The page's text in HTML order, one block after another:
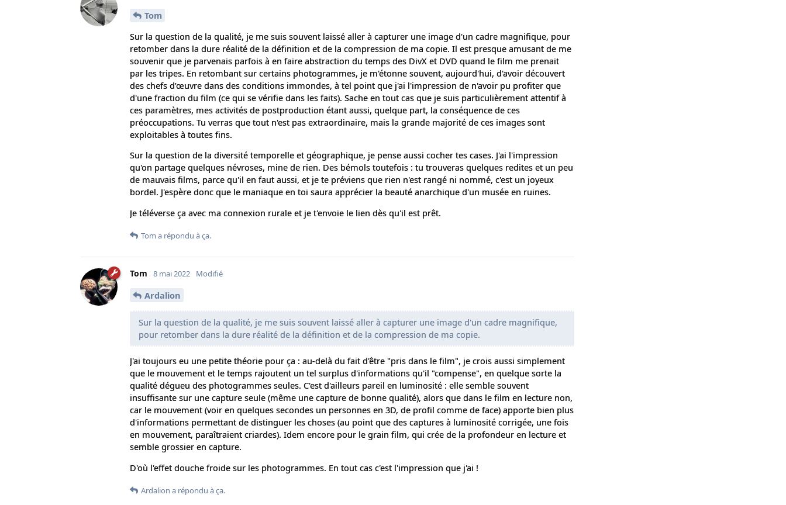
Tom
Sur la question de la qualité, je me suis souvent laissé aller à capturer une image d'un cadre magnifique, pour
retomber dans la dure réalité de la définition et de la compression de ma copie. Il est presque amusant de me
souvenir que je parvenais parfois à en faire abstraction du temps des DivX et DVD quand le film me prenait
par les tripes. En retombant sur certains photogrammes, je m'étonne souvent, aujourd'hui, d'avoir découvert
des chefs d’œuvre dans des conditions immondes, à tel point que j'ai l'impression de n'avoir pu profiter que
d'une fraction du film (ce qui se vérifie dans les faits). Sache en tout cas que je suis particulièrement attentif à
ces paramètres, mes activités de postproduction étant aussi, quelque part, la conséquence de ces
préoccupations. Tu verras que tout n'est pas extraordinaire, mais la grande majorité de ces images sont
exploitables à toutes fins.
Sur la question de la diversité temporelle et géographique, je pense aussi cocher tes cases. J'ai l'impression
qu'on partage quelques névroses, mine de rien. Des bémols toutefois : tu trouveras quelques redites et un peu
de mauvais films, parce qu'il en faut aussi, et je te préviens que rien n'est rangé ni nommé, c'est un joyeux
bordel. J'espère donc que le maniaque en toi saura apprécier la beauté anarchique d'un musée en ruines.
Je téléverse ça avec ma connexion rurale et je t'envoie le lien dès qu'il est prêt.
Tom a répondu à ça.
Tom 8 mai 2022 Modifié
Ardalion
Sur la question de la qualité, je me suis souvent laissé aller à capturer une image d'un cadre magnifique,
pour retomber dans la dure réalité de la définition et de la compression de ma copie.
J'ai toujours eu une petite théorie pour ça : au-delà du fait d'être "pris dans le film", je crois aussi simplement
que le mouvement et le temps rajoutent un tel surplus d'informations qu'il "compense", en quelque sorte la
qualité dégueu des photogrammes seules. C'est d'ailleurs pareil en luminosité : elle semble souvent
insuffisante sur une capture seule (même une capture de bonne qualité), alors que dans le film en lecture non,
car le mouvement (voir en quelques secondes un personnes en 3D, de profil comme de face) apporte bien plus
d'informations permettant de distinguer les choses (au point que des captures à luminosité corrigée, une fois
en mouvement, paraîtraient criardes). Idem encore pour le grain film, qui crée de la profondeur en lecture et
semble grossier en capture.
D'où l'effet douche froide sur les photogrammes. En tout cas c'est l'impression que j'ai !
Ardalion a répondu à ça.